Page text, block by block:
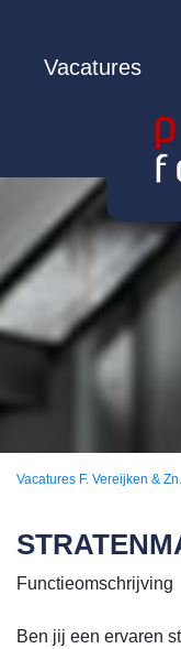
Vacatures
Vacatures F. Vereijken & Zn.
Functieomschrijving
Ben jij een ervaren